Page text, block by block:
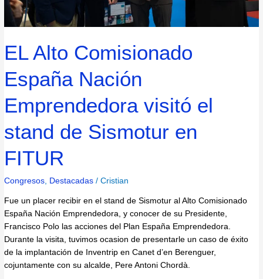
EL Alto Comisionado
España Nación
Emprendedora visitó el
stand de Sismotur en
FITUR
Congresos Destacadas /Cristian
Fue un placer recibir en el stand de Sismotur al Alto Comisionado
España Nación Emprendedora, y conocer de su Presidente,
Francisco Polo las acciones del Plan España Emprendedora.
Durante la visita, tuvimos ocasion de presentarle un caso de éxito
de la implantación de Inventrip en Canet d’en Berenguer,
cojuntamente con su alcalde, Pere Antoni Chordà.
en
FITUR